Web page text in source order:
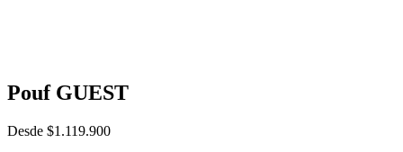
Pouf GUEST
Desde $1.119.900